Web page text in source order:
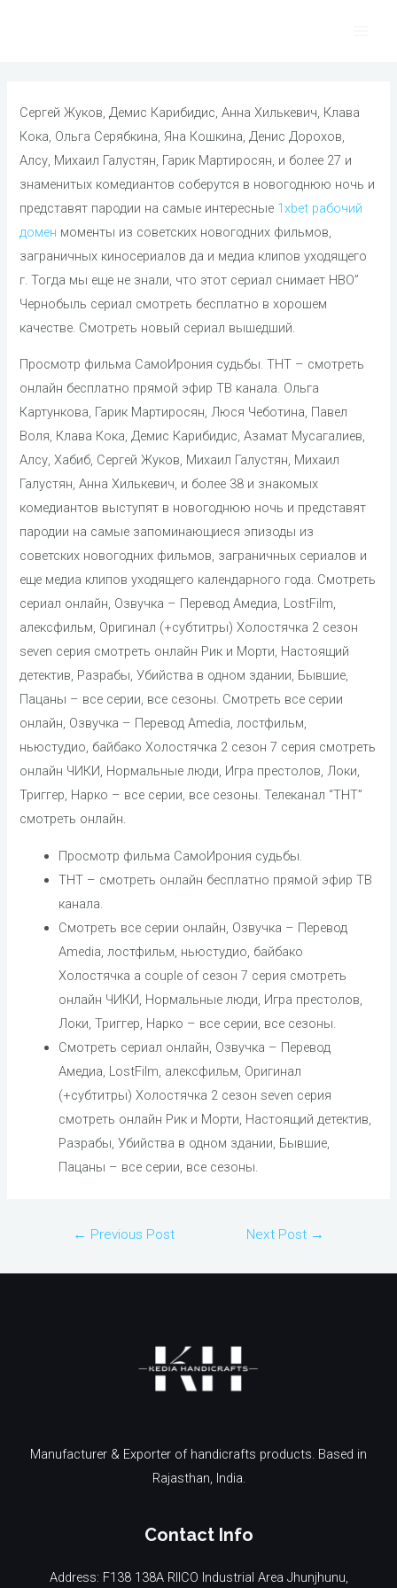
Сергей Жуков, Демис Карибидис, Анна Хилькевич, Клава
Кока, Ольга Серябкина, Яна Кошкина, Денис Дорохов,
Алсу, Михаил Галустян, Гарик Мартиросян, и более 27 и
знаменитых комедиантов соберутся в новогоднюю ночь и
представят пародии на самые интересные 1xbet рабочий
домен моменты из советских новогодних фильмов,
заграничных киносериалов да и медиа клипов уходящего
г. Тогда мы еще не знали, что этот сериал снимает HBO”
Чернобыль сериал смотреть бесплатно в хорошем
качестве. Смотреть новый сериал вышедший.
Просмотр фильма СамоИрония судьбы. ТНТ – смотреть
онлайн бесплатно прямой эфир ТВ канала. Ольга
Картункова, Гарик Мартиросян, Люся Чеботина, Павел
Воля, Клава Кока, Демис Карибидис, Азамат Мусагалиев,
Алсу, Хабиб, Сергей Жуков, Михаил Галустян, Михаил
Галустян, Анна Хилькевич, и более 38 и знакомых
комедиантов выступят в новогоднюю ночь и представят
пародии на самые запоминающиеся эпизоды из
советских новогодних фильмов, заграничных сериалов и
еще медиа клипов уходящего календарного года. Cмотреть
сериал онлайн, Озвучка – Перевод Амедиа, LostFilm,
алексфильм, Оригинал (+субтитры) Холостячка 2 сезон
seven серия смотреть онлайн Рик и Морти, Настоящий
детектив, Разрабы, Убийства в одном здании, Бывшие,
Пацаны – все серии, все сезоны. Cмотреть все серии
онлайн, Озвучка – Перевод Amedia, лостфильм,
ньюстудио, байбако Холостячка 2 сезон 7 серия смотреть
онлайн ЧИКИ, Нормальные люди, Игра престолов, Локи,
Триггер, Нарко – все серии, все сезоны. Телеканал “ТНТ”
смотреть онлайн.
Просмотр фильма СамоИрония судьбы.
ТНТ – смотреть онлайн бесплатно прямой эфир ТВ
канала.
Cмотреть все серии онлайн, Озвучка – Перевод
Amedia, лостфильм, ньюстудио, байбако
Холостячка a couple of сезон 7 серия смотреть
онлайн ЧИКИ, Нормальные люди, Игра престолов,
Локи, Триггер, Нарко – все серии, все сезоны.
Cмотреть сериал онлайн, Озвучка – Перевод
Амедиа, LostFilm, алексфильм, Оригинал
(+субтитры) Холостячка 2 сезон seven серия
смотреть онлайн Рик и Морти, Настоящий детектив,
Разрабы, Убийства в одном здании, Бывшие,
Пацаны – все серии, все сезоны.
← Previous Post Next Post →
Manufacturer & Exporter of handicrafts products. Based in
Rajasthan, India.
Contact Info
Address: F138 138A RIICO Industrial Area Jhunjhunu,